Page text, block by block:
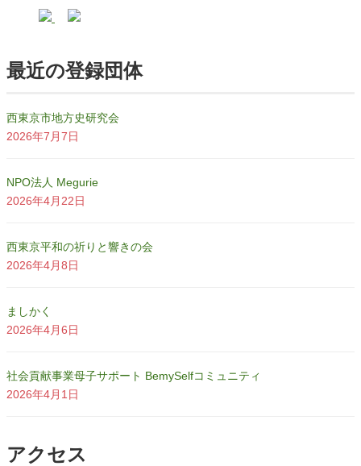
最近の登録団体
西東京市地方史研究会
2026年7月7日
NPO法人 Megurie
2026年4月22日
西東京平和の祈りと響きの会
2026年4月8日
ましかく
2026年4月6日
社会貢献事業母子サポート BemySelfコミュニティ
2026年4月1日
アクセス